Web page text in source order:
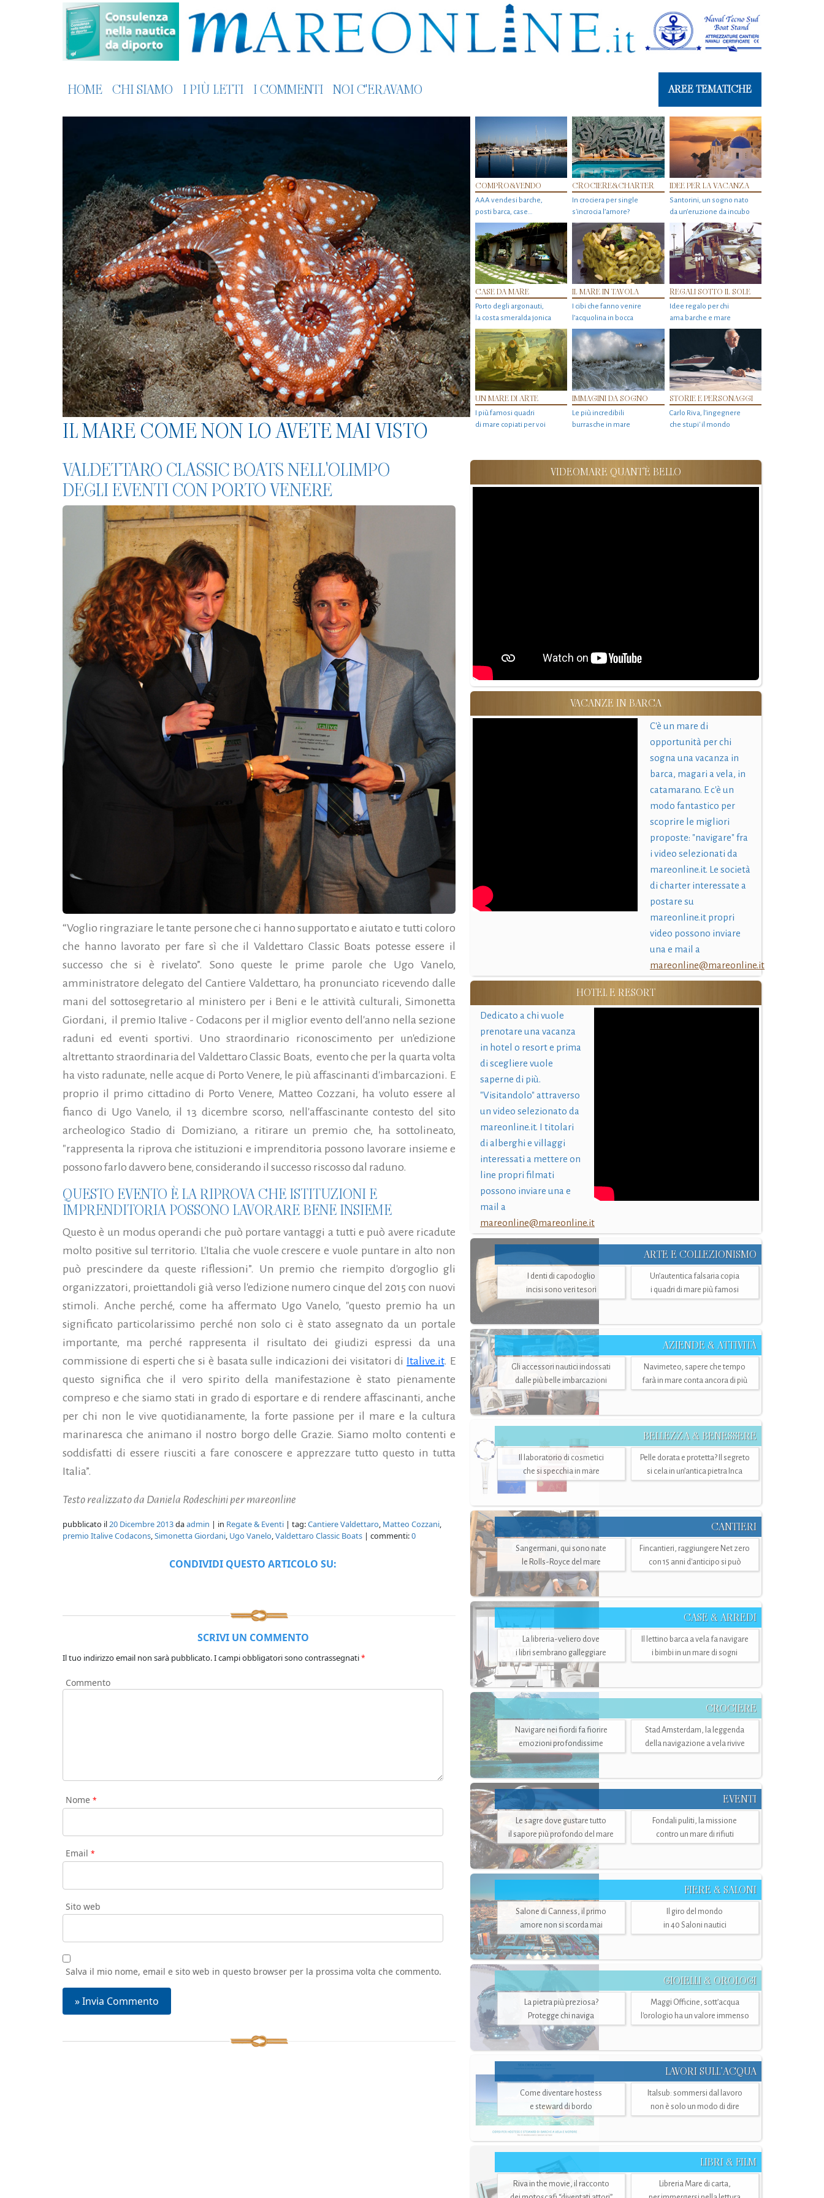
HOME CHI SIAMO I PIÙ LETTI I COMMENTI NOI C'ERAVAMO AREE TEMATICHE
IL MARE COME NON LO AVETE MAI VISTO
COMPRO&VENDO
AAA vendesi barche,
posti barca, case…
CROCIERE&CHARTER
In crociera per single
s'incrocia l’amore?
IDEE PER LA VACANZA
Santorini, un sogno nato
da un’eruzione da incubo
CASE DA MARE
Porto degli argonauti,
la costa smeralda jonica
IL MARE IN TAVOLA
I cibi che fanno venire
l’acquolina in bocca
REGALI SOTTO IL SOLE
Idee regalo per chi
ama barche e mare
UN MARE DI ARTE
I più famosi quadri
di mare copiati per voi
IMMAGINI DA SOGNO
Le più incredibili
burrasche in mare
STORIE E PERSONAGGI
Carlo Riva, l’ingegnere
che stupi' il mondo
VALDETTARO CLASSIC BOATS NELL'OLIMPO
DEGLI EVENTI CON PORTO VENERE
“Voglio ringraziare le tante persone che ci hanno supportato e aiutato e tutti coloro
che hanno lavorato per fare sì che il Valdettaro Classic Boats potesse essere il
successo che si è rivelato”. Sono queste le prime parole che Ugo Vanelo,
amministratore delegato del Cantiere Valdettaro, ha pronunciato ricevendo dalle
mani del sottosegretario al ministero per i Beni e le attività culturali, Simonetta
Giordani, il premio Italive - Codacons per il miglior evento dell'anno nella sezione
raduni ed eventi sportivi. Uno straordinario riconoscimento per un'edizione
altrettanto straordinaria del Valdettaro Classic Boats, evento che per la quarta volta
ha visto radunate, nelle acque di Porto Venere, le più affascinanti d'imbarcazioni. E
proprio il primo cittadino di Porto Venere, Matteo Cozzani, ha voluto essere al
fianco di Ugo Vanelo, il 13 dicembre scorso, nell'affascinante contesto del sito
archeologico Stadio di Domiziano, a ritirare un premio che, ha sottolineato,
"rappresenta la riprova che istituzioni e imprenditoria possono lavorare insieme e
possono farlo davvero bene, considerando il successo riscosso dal raduno.
QUESTO EVENTO È LA RIPROVA CHE ISTITUZIONI E
IMPRENDITORIA POSSONO LAVORARE BENE INSIEME
Questo è un modus operandi che può portare vantaggi a tutti e può avere ricadute
molto positive sul territorio. L'Italia che vuole crescere e vuole puntare in alto non
può prescindere da queste riflessioni”. Un premio che riempito d'orgoglio gli
organizzatori, proiettandoli già verso l'edizione numero cinque del 2015 con nuovi
stimoli. Anche perché, come ha affermato Ugo Vanelo, "questo premio ha un
significato particolarissimo perché non solo ci è stato assegnato da un portale
importante, ma perché rappresenta il risultato dei giudizi espressi da una
commissione di esperti che si è basata sulle indicazioni dei visitatori di Italive.it. E
questo significa che il vero spirito della manifestazione è stato pienamente
compreso e che siamo stati in grado di esportare e di rendere affascinanti, anche
per chi non le vive quotidianamente, la forte passione per il mare e la cultura
marinaresca che animano il nostro borgo delle Grazie. Siamo molto contenti e
soddisfatti di essere riusciti a fare conoscere e apprezzare tutto questo in tutta
Italia”.
Testo realizzato da Daniela Rodeschini per mareonline
pubblicato il20 Dicembre 2013daadmin | in Regate & Eventi | tag:Cantiere Valdettaro, Matteo Cozzani,
premio Italive Codacons,Simonetta Giordani, Ugo Vanelo,Valdettaro Classic Boats | commenti:0
CONDIVIDI QUESTO ARTICOLO SU:
SCRIVI UN COMMENTO
Il tuo indirizzo email non sarà pubblicato.I campi obbligatori sono contrassegnati*
Commento
Nome *
Email *
Sito web
Salva il mio nome, email e sito web in questo browser per la prossima volta che commento.
VIDEOMARE QUANT'È BELLO
VACANZE IN BARCA
C'è un mare di
opportunità per chi
sogna una vacanza in
barca, magari a vela, in
catamarano. E c'è un
modo fantastico per
scoprire le migliori
proposte: "navigare" fra
i video selezionati da
mareonline.it. Le società
di charter interessate a
postare su
mareonline.it propri
video possono inviare
una e mail a
mareonline@mareonline.it
HOTEL E RESORT
Dedicato a chi vuole
prenotare una vacanza
in hotel o resort e prima
di scegliere vuole
saperne di più.
"Visitandolo" attraverso
un video selezionato da
mareonline.it. I titolari
di alberghi e villaggi
interessati a mettere on
line propri filmati
possono inviare una e
mail a
mareonline@mareonline.it
ARTE E COLLEZIONISMO
I denti di capodoglio
incisi sono veri tesori
Un’autentica falsaria copia
i quadri di mare più famosi
AZIENDE & ATTIVITÀ
Gli accessori nautici indossati
dalle più belle imbarcazioni
Navimeteo, sapere che tempo
farà in mare conta ancora di più
BELLEZZA & BENESSERE
Il laboratorio di cosmetici
che si specchia in mare
Pelle dorata e protetta? Il segreto
si cela in un’antica pietra Inca
CANTIERI
Sangermani, qui sono nate
le Rolls-Royce del mare
Fincantieri, raggiungere Net zero
con 15 anni d'anticipo si può
CASE & ARREDI
La libreria-veliero dove
i libri sembrano galleggiare
Il lettino barca a vela fa navigare
i bimbi in un mare di sogni
CROCIERE
Navigare nei fiordi fa fiorire
emozioni profondissime
Stad Amsterdam, la leggenda
della navigazione a vela rivive
EVENTI
Le sagre dove gustare tutto
il sapore più profondo del mare
Fondali puliti, la missione
contro un mare di rifiuti
FIERE & SALONI
Salone di Canness, il primo
amore non si scorda mai
Il giro del mondo
in 40 Saloni nautici
GIOIELLI & OROLOGI
La pietra più preziosa?
Protegge chi naviga
Maggi Officine, sott’acqua
l'orologio ha un valore immenso
LAVORI SULL’ACQUA
Come diventare hostess
e steward di bordo
Italsub: sommersi dal lavoro
non è solo un modo di dire
LIBRI & FILM
Riva in the movie, il racconto
Libreria Mare di carta,